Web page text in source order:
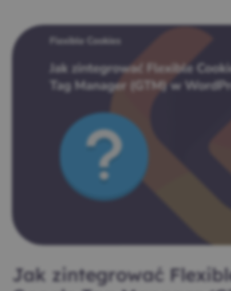
Jak zintegrować